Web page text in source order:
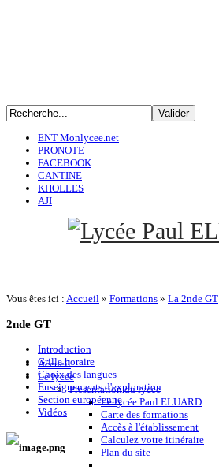
ENT Monlycee.net
PRONOTE
FACEBOOK
CANTINE
KHOLLES
AJI
Accueil
Le lycée
Présentation du lycée
Le lycée Paul ELUARD
Carte des formations
Accès à l'établissement
Calculez votre itinéraire
Plan du site
Vous êtes ici : Accueil » Formations » La 2nde GT
2nde GT
Introduction
Grille horaire
Choix des langues
Enseignements d'exploration
Section européenne
Vidéos